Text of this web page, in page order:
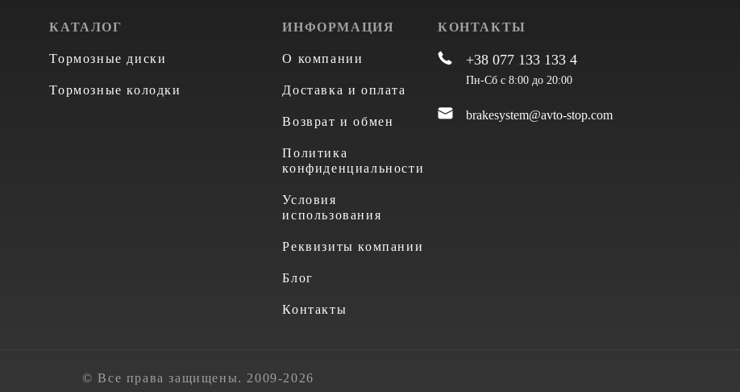
КАТАЛОГ
Тормозные диски
Тормозные колодки
ИНФОРМАЦИЯ
О компании
Доставка и оплата
Возврат и обмен
Политика
конфиденциальности
Условия
использования
Реквизиты компании
Блог
Контакты
КОНТАКТЫ
+38 077 133 133 4
Пн-Сб с 8:00 до 20:00
brakesystem@avto-stop.com
© Все права защищены. 2009-2026